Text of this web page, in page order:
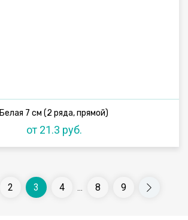
Белая 7 см (2 ряда, прямой)
от 21.3 руб.
2 3 4 8 9